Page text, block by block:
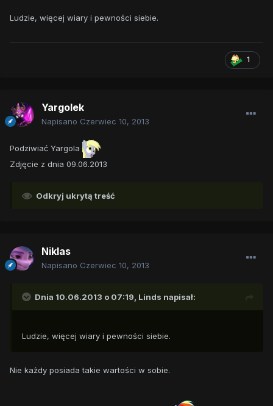
Ludzie, więcej wiary i pewności siebie.
1
Yargolek
Napisano Czerwiec 10, 2013
Podziwiać Yargola
Zdjęcie z dnia 09.06.2013
Odkryj ukrytą treść
Niklas
Napisano Czerwiec 10, 2013
Dnia 10.06.2013 o 07:19, Linds napisał:
Ludzie, więcej wiary i pewności siebie.
Nie każdy posiada takie wartości w sobie.